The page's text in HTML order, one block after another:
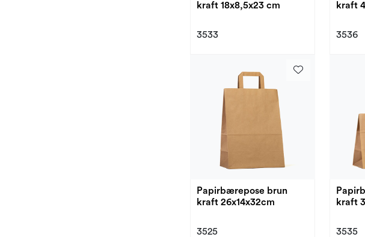
kraft 18x8,5x23 cm
3533
kraft
3536
Papirbærepose brun
kraft 26x14x32cm
3525
kraft
3535